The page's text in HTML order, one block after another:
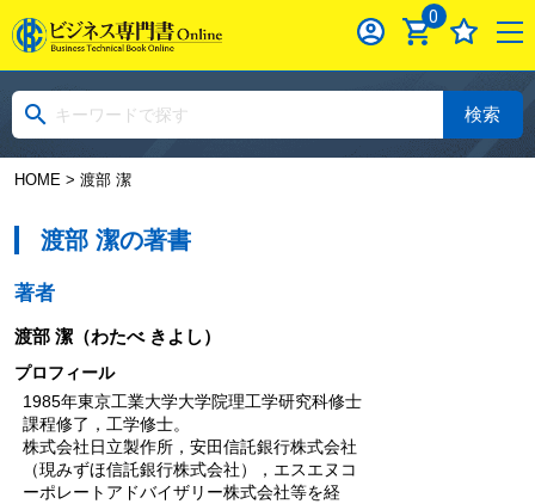
0
検索
HOME> 渡部 潔
渡部 潔の著書
著者
渡部 潔（わたべ きよし）
プロフィール
1985年東京工業大学大学院理工学研究科修士
課程修了，工学修士。
株式会社日立製作所，安田信託銀行株式会社
（現みずほ信託銀行株式会社），エスエヌコ
ーポレートアドバイザリー株式会社等を経